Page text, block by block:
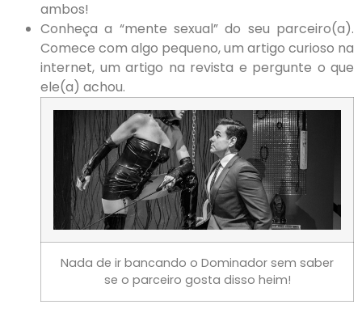
ambos!
Conheça a “mente sexual” do seu parceiro(a).
Comece com algo pequeno, um artigo curioso na
internet, um artigo na revista e pergunte o que
ele(a) achou.
Nada de ir bancando o Dominador sem saber
se o parceiro gosta disso heim!